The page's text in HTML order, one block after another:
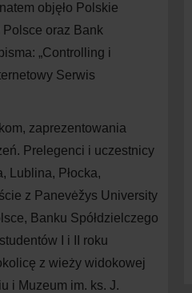
objęło Polskie
oraz Bank
„Controlling i
Serwis
zaprezentowania
Prelegenci i uczestnicy
Lublina, Płocka,
z Panevėžys University
Banku Spółdzielczego
I i II roku
z wieży widokowej
i Muzeum im. ks. J.